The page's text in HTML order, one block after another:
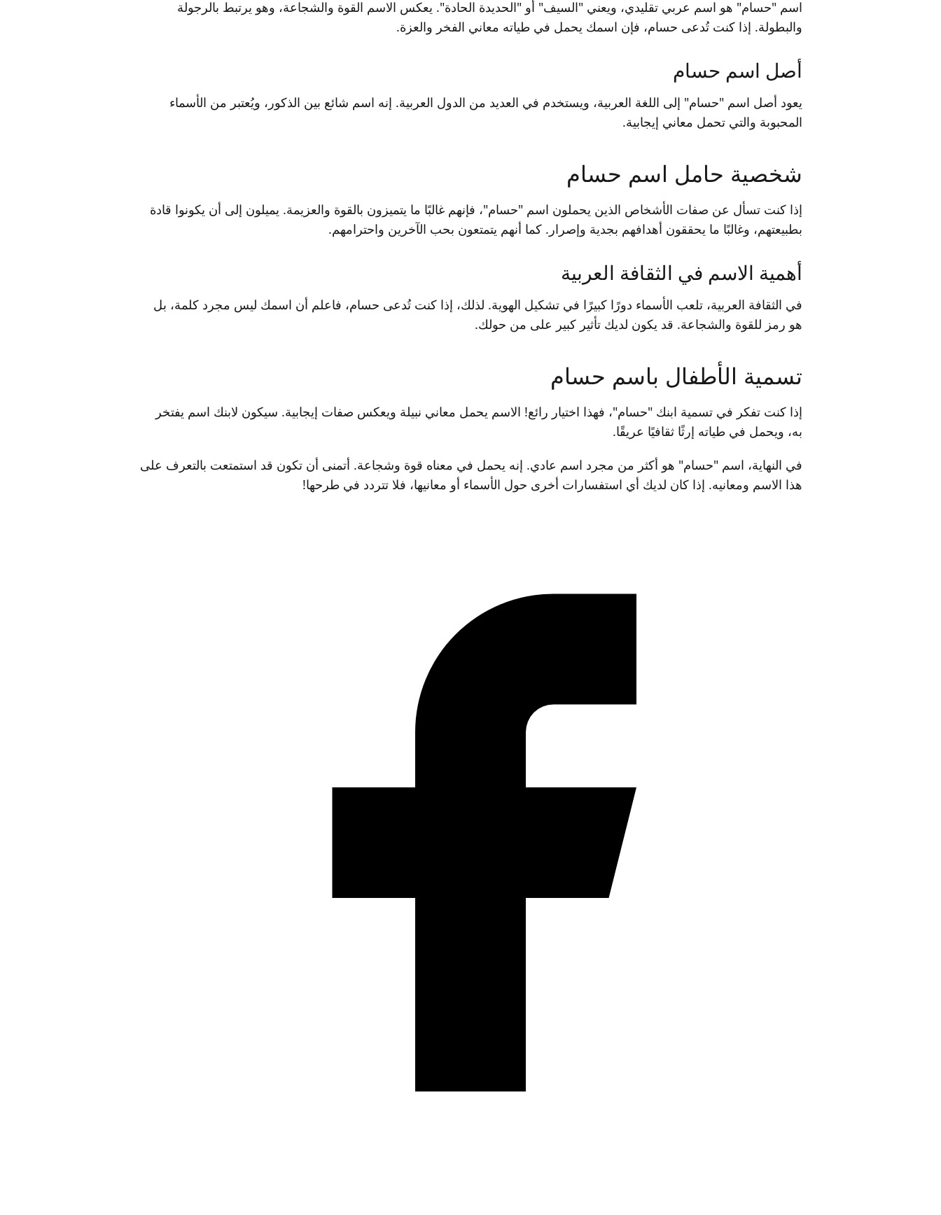
اسم "حسام" هو اسم عربي تقليدي، ويعني "السيف" أو "الحديدة الحادة". يعكس الاسم القوة والشجاعة، وهو يرتبط بالرجولة
والبطولة. إذا كنت تُدعى حسام، فإن اسمك يحمل في طياته معاني الفخر والعزة.
أصل اسم حسام
يعود أصل اسم "حسام" إلى اللغة العربية، ويستخدم في العديد من الدول العربية. إنه اسم شائع بين الذكور، ويُعتبر من الأسماء
المحبوبة والتي تحمل معاني إيجابية.
شخصية حامل اسم حسام
إذا كنت تسأل عن صفات الأشخاص الذين يحملون اسم "حسام"، فإنهم غالبًا ما يتميزون بالقوة والعزيمة. يميلون إلى أن يكونوا قادة
بطبيعتهم، وغالبًا ما يحققون أهدافهم بجدية وإصرار. كما أنهم يتمتعون بحب الآخرين واحترامهم.
أهمية الاسم في الثقافة العربية
في الثقافة العربية، تلعب الأسماء دورًا كبيرًا في تشكيل الهوية. لذلك، إذا كنت تُدعى حسام، فاعلم أن اسمك ليس مجرد كلمة، بل
هو رمز للقوة والشجاعة. قد يكون لديك تأثير كبير على من حولك.
تسمية الأطفال باسم حسام
إذا كنت تفكر في تسمية ابنك "حسام"، فهذا اختيار رائع! الاسم يحمل معاني نبيلة ويعكس صفات إيجابية. سيكون لابنك اسم يفتخر
به، ويحمل في طياته إرثًا ثقافيًا عريقًا.
في النهاية، اسم "حسام" هو أكثر من مجرد اسم عادي. إنه يحمل في معناه قوة وشجاعة. أتمنى أن تكون قد استمتعت بالتعرف على
هذا الاسم ومعانيه. إذا كان لديك أي استفسارات أخرى حول الأسماء أو معانيها، فلا تتردد في طرحها!